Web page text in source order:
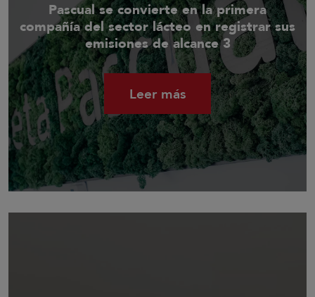
Pascual se convierte en la primera
compañía del sector lácteo en registrar sus
emisiones de alcance 3
Leer más